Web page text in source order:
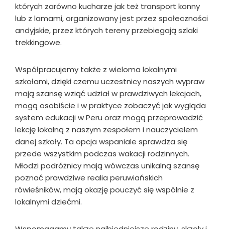
których zarówno kucharze jak też transport konny
lub z lamami, organizowany jest przez społeczności
andyjskie, przez których tereny przebiegają szlaki
trekkingowe.
Współpracujemy także z wieloma lokalnymi
szkołami, dzięki czemu uczestnicy naszych wypraw
mają szansę wziąć udział w prawdziwych lekcjach,
mogą osobiście i w praktyce zobaczyć jak wygląda
system edukacji w Peru oraz mogą przeprowadzić
lekcję lokalną z naszym zespołem i nauczycielem
danej szkoły. Ta opcja wspaniale sprawdza się
przede wszystkim podczas wakacji rodzinnych.
Młodzi podróżnicy mają wówczas unikalną szansę
poznać prawdziwe realia peruwiańskich
rówieśników, mają okazję pouczyć się wspólnie z
lokalnymi dziećmi.